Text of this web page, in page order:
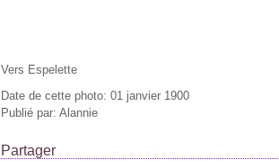
Vers Espelette
Date de cette photo: 01 janvier 1900
Publié par: Alannie
Partager